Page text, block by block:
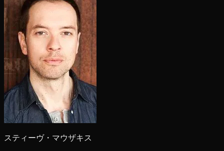
スティーヴ・マウザキス